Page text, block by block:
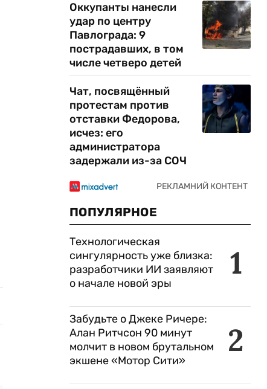
Оккупанты нанесли
удар по центру
Павлограда: 9
пострадавших, в том
числе четверо детей
Чат, посвящённый
протестам против
отставки Федорова,
исчез: его
администратора
задержали из-за СОЧ
ПОПУЛЯРНОЕ
1
Технологическая
сингулярность уже близка:
разработчики ИИ заявляют
о начале новой эры
2
Забудьте о Джеке Ричере:
Алан Ритчсон 90 минут
молчит в новом брутальном
экшене «Мотор Сити»